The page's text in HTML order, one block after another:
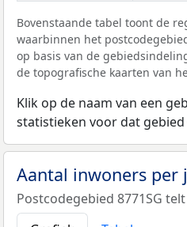
Bovenstaande tabel toont de
waarbinnen het
op basis van de
de topografische kaarten van
Klik op de naam van een
statistieken voor dat
Aantal inwoners per
Postcodegebied 8771SG